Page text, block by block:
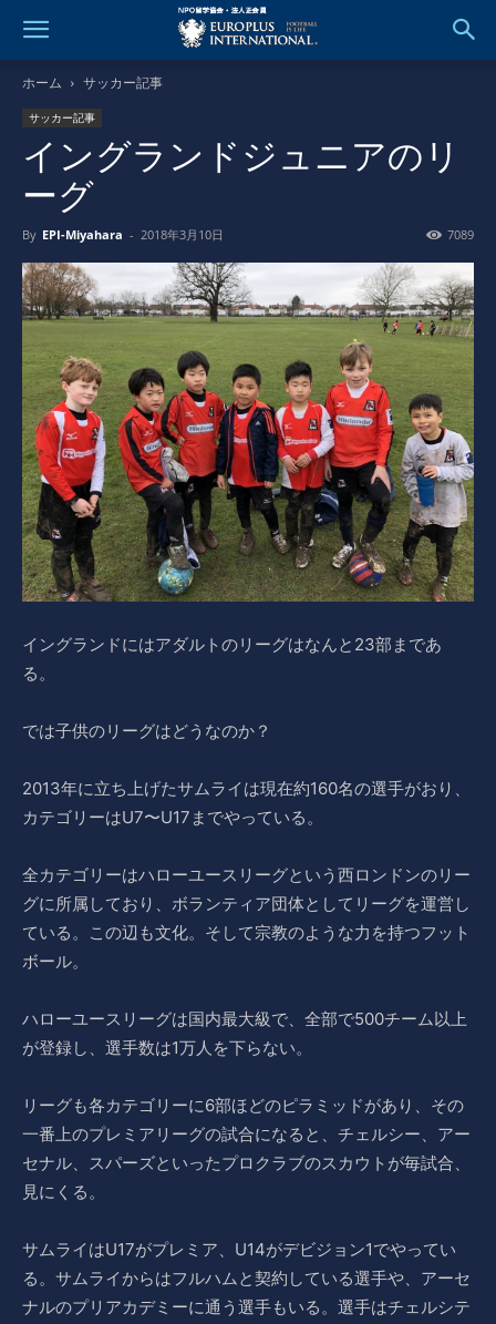
ホーム サッカー記事
サッカー記事
イングランドジュニアのリ
ーグ
By EPI-Miyahara - 2018年3月10日 7089
イングランドにはアダルトのリーグはなんと23部まであ
る。
では子供のリーグはどうなのか？
2013年に立ち上げたサムライは現在約160名の選手がおり、
カテゴリーはU7〜U17までやっている。
全カテゴリーはハローユースリーグという西ロンドンのリー
グに所属しており、ボランティア団体としてリーグを運営し
ている。この辺も文化。そして宗教のような力を持つフット
ボール。
ハローユースリーグは国内最大級で、全部で500チーム以上
が登録し、選手数は1万人を下らない。
リーグも各カテゴリーに6部ほどのピラミッドがあり、その
一番上のプレミアリーグの試合になると、チェルシー、アー
セナル、スパーズといったプロクラブのスカウトが毎試合、
見にくる。
サムライはU17がプレミア、U14がデビジョン1でやってい
る。サムライからはフルハムと契約している選手や、アーセ
ナルのプリアカデミーに通う選手もいる。選手はチェルシテ